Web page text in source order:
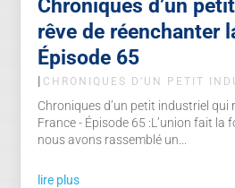
Chroniques d’un
rêve de réenchanter
Épisode 65
| CHRONIQUES D’UN PETIT
Chroniques d’un petit industriel qui
France - Épisode 65 :L’union fait la
nous avons rassemblé un...
lire plus